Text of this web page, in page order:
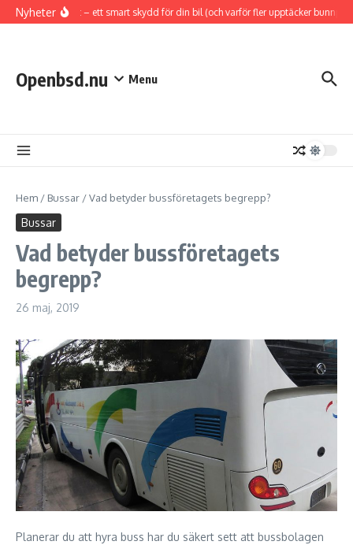
Hoppa till innehåll
NyheterHasplåt – ett smart skydd för din bil (och varför fler upptäcker
Openbsd.nu Menu
Hem / Bussar /Vad betyder bussföretagets begrepp?
Bussar
Vad betyder bussföretagets
begrepp?
26 maj, 2019
Planerar du att hyra buss har du säkert sett att bussbolagen